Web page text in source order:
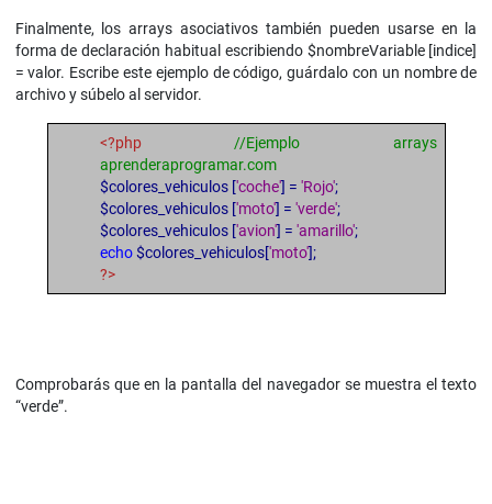
Finalmente, los arrays asociativos también pueden usarse en la
forma de declaración habitual escribiendo $nombreVariable [indice]
= valor. Escribe este ejemplo de código, guárdalo con un nombre de
archivo y súbelo al servidor.
<?php //Ejemplo arrays
aprenderaprogramar.com
$colores_vehiculos ['coche'] = 'Rojo';
$colores_vehiculos ['moto'] = 'verde';
$colores_vehiculos ['avion'] = 'amarillo';
echo$colores_vehiculos['moto'];
?>
Comprobarás que en la pantalla del navegador se muestra el texto
“verde”.